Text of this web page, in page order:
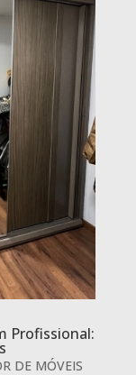
Profissional:
DE MÓVEIS